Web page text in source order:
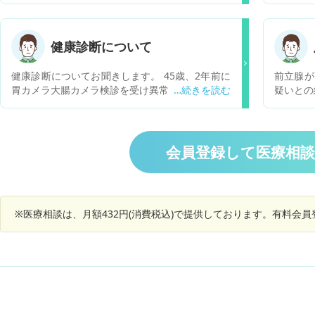
期高齢者にPET検査を実施した際の、メリット、
デメリットが知りたかったです。 ご教示よろしく
お願いいたします。
のため
と動く
お願い
健康診断について
健康診断についてお聞きします。 45歳、2年前に
胃カメラ大腸カメラ検診を受け異常なし、 脳ドッ
た。 会社の基本的な健康診断は昨年も受け異常無
し。 今年、また一昨年のような任意の検査を受
けようと思っているのですが、一昨年同様の胃カ
メラ大腸カメラ&脳ドックでいいのか？ そこに加
いと思うのですが、それぞれの検査の特性、必要
性について教えていただけたらありがたいです。
前立腺
疑いと
進めら
を陽子
移では
射線治
か？
会員登録して医療相
※医療相談は、月額432円(消費税込)で提供しております。有料会